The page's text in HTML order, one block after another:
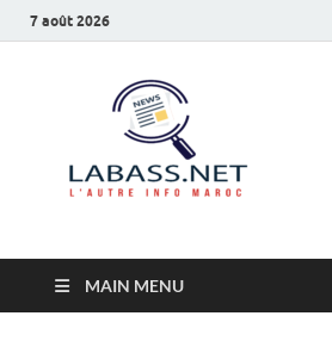
7 août 2026
MAIN MENU